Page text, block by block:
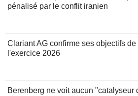
pénalisé par le conflit iranien
Clariant AG confirme ses objectifs
l'exercice 2026
Berenberg ne voit aucun "catalyseur